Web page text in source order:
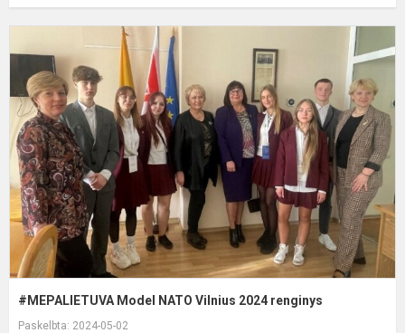
#MEPALIETUVA Model NATO Vilnius 2024 renginys
Paskelbta: 2024-05-02